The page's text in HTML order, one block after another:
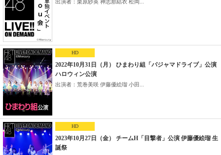
出演者：栗原紗英 神志那結衣 松岡...
HD
2022年10月31日（月） ひまわり組「パジャマドライブ」公演
ハロウィン公演
出演者：荒巻美咲 伊藤優絵瑠 小田...
HD
2023年10月27日（金） チームH「目撃者」公演 伊藤優絵瑠 生
誕祭